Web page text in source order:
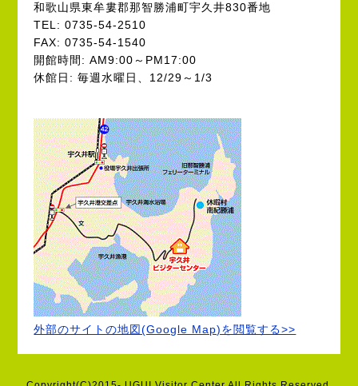
和歌山県東牟婁郡那智勝浦町宇久井830番地
TEL: 0735-54-2510
FAX: 0735-54-1540
開館時間: AM9:00～PM17:00
休館日: 毎週水曜日、12/29～1/3
外部のサイトの地図(Google Map)を閲覧する>>